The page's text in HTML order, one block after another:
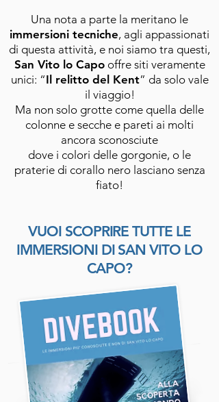
Una nota a parte la meritano le
immersioni tecniche, agli appassionati
di questa attività, e noi siamo tra questi,
San Vito lo Capooffre siti veramente
unici: “Il relitto del Kent” da solo vale
il viaggio!
Ma non solo grotte come quella delle
colonne e secche e pareti ai molti
ancora sconosciute
dove i colori delle gorgonie, o le
praterie di corallo nero lasciano senza
fiato!
VUOI SCOPRIRE TUTTE LE
IMMERSIONI DI SAN VITO LO
CAPO?